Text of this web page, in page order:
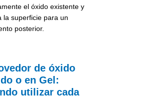
el óxido existente y
la superficie para un
posterior.
de óxido
o en Gel:
utilizar cada